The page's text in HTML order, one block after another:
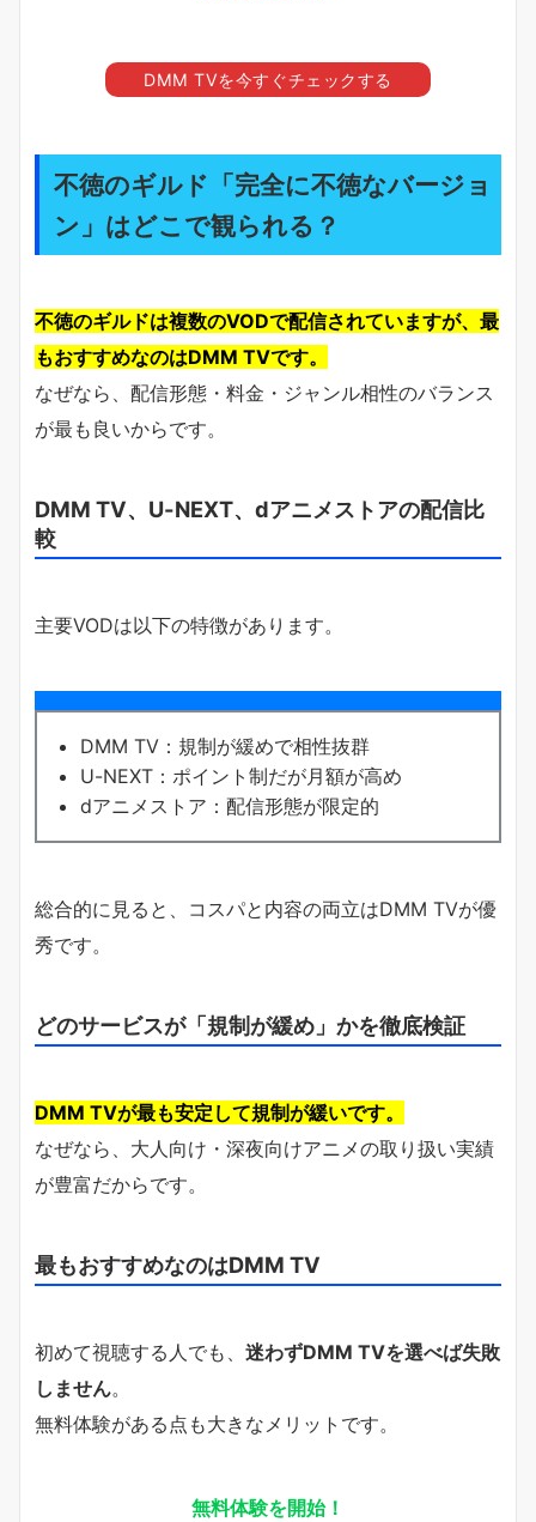
DMM TVを今すぐチェックする
不徳のギルド「完全に不徳なバージョ
ン」はどこで観られる？
不徳のギルドは複数のVODで配信されていますが、最
もおすすめなのはDMM TVです。
なぜなら、配信形態・料金・ジャンル相性のバランス
が最も良いからです。
DMM TV、U-NEXT、dアニメストアの配信比
較
主要VODは以下の特徴があります。
DMM TV：規制が緩めで相性抜群
U-NEXT：ポイント制だが月額が高め
dアニメストア：配信形態が限定的
総合的に見ると、コスパと内容の両立はDMM TVが優
秀です。
どのサービスが「規制が緩め」かを徹底検証
DMM TVが最も安定して規制が緩いです。
なぜなら、大人向け・深夜向けアニメの取り扱い実績
が豊富だからです。
最もおすすめなのはDMM TV
初めて視聴する人でも、 迷わずDMM TVを選べば失敗
しません。
無料体験がある点も大きなメリットです。
無料体験を開始！